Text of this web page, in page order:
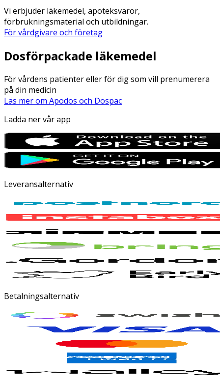
Vi erbjuder läkemedel, apoteksvaror,
förbrukningsmaterial och utbildningar.
För vårdgivare och företag
Dosförpackade läkemedel
För vårdens patienter eller för dig som vill prenumerera
på din medicin
Läs mer om Apodos och Dospac
Ladda ner vår app
Leveransalternativ
Betalningsalternativ